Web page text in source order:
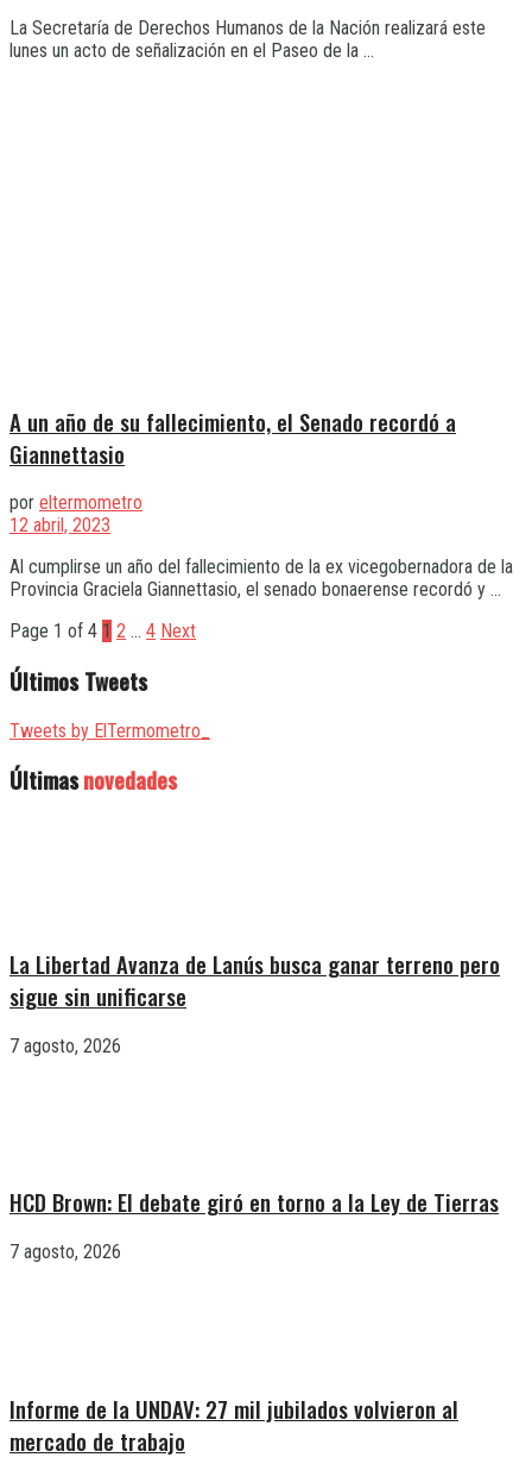
La Secretaría de Derechos Humanos de la Nación realizará este
lunes un acto de señalización en el Paseo de la ...
A un año de su fallecimiento, el Senado recordó a
Giannettasio
por eltermometro
12 abril, 2023
Al cumplirse un año del fallecimiento de la ex vicegobernadora de la
Provincia Graciela Giannettasio, el senado bonaerense recordó y ...
Page 1 of 4 1 2 … 4 Next
Últimos Tweets
Tweets by ElTermometro_
Últimasnovedades
La Libertad Avanza de Lanús busca ganar terreno pero
sigue sin unificarse
7 agosto, 2026
HCD Brown: El debate giró en torno a la Ley de Tierras
7 agosto, 2026
Informe de la UNDAV: 27 mil jubilados volvieron al
mercado de trabajo